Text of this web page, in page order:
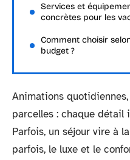
Services et
concrètes pour les
Comment choisir
budget ?
Animations
parcelles : chaque détail
Parfois, un séjour vire à
parfois, le luxe et le